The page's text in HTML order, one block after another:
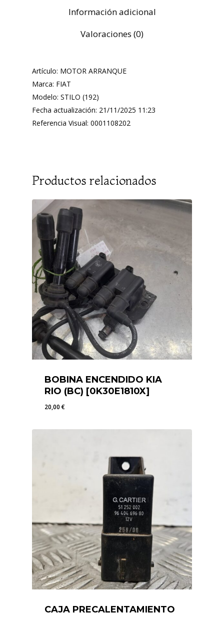
Información adicional
Valoraciones (0)
Artículo: MOTOR ARRANQUE
Marca: FIAT
Modelo: STILO (192)
Fecha actualización: 21/11/2025 11:23
Referencia Visual: 0001108202
Productos relacionados
BOBINA ENCENDIDO KIA
RIO (BC) [0K30E1810X]
20,00€
CAJA PRECALENTAMIENTO